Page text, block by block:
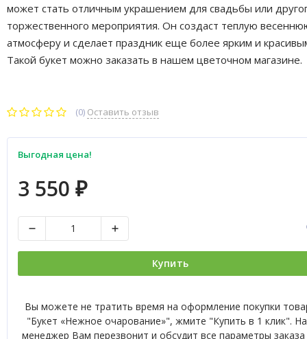
может стать отличным украшением для свадьбы или
торжественного мероприятия. Он создаст теплую
атмосферу и сделает праздник еще более ярким и
Такой букет можно заказать в нашем цветочном магазине.
(0) Оставить отзыв
Выгодная цена!
3 550 ₽
Купить
Вы можете не тратить время на оформление покупки
"Букет «Нежное очарование»", жмите "Купить в 1 клик".
менеджер Вам перезвонит и обсудит все параметры